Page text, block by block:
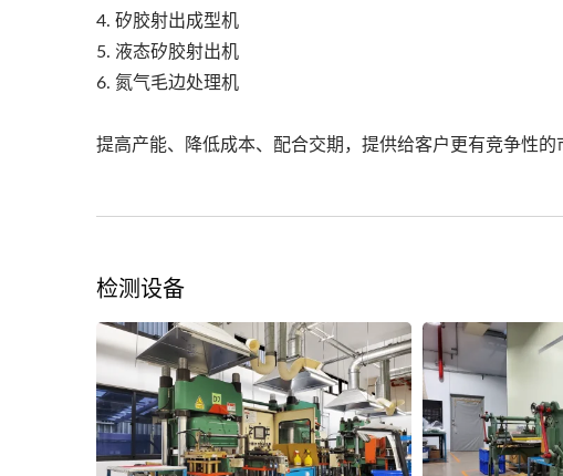
4. 矽胶射出成型机
5. 液态矽胶射出机
6. 氮气毛边处理机
提高产能、降低成本、配合交期，提供给客户更有竞争性的
检测设备